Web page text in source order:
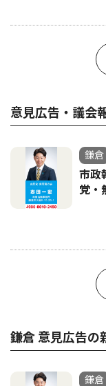
意見広告・議会
鎌倉
市政
党・
鎌倉 意見広告の
鎌倉